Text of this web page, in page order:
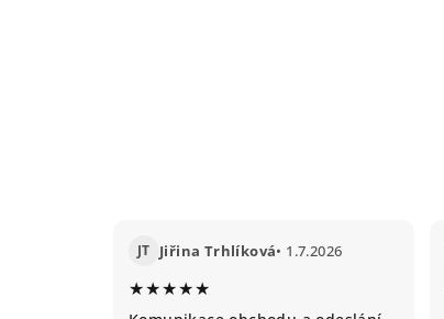
JT Jiřina Trhlíková• 1.7.2026
★★★★★